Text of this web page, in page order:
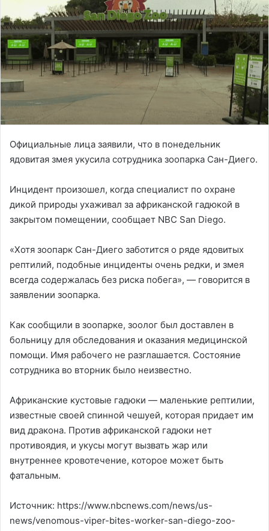
Официальные лица заявили, что в понедельник
ядовитая змея укусила сотрудника зоопарка Сан-Диего.
Инцидент произошел, когда специалист по охране
дикой природы ухаживал за африканской гадюкой в
закрытом помещении, сообщает NBC San Diego.
«Хотя зоопарк Сан-Диего заботится о ряде ядовитых
рептилий, подобные инциденты очень редки, и змея
всегда содержалась без риска побега», — говорится в
заявлении зоопарка.
Как сообщили в зоопарке, зоолог был доставлен в
больницу для обследования и оказания медицинской
помощи. Имя рабочего не разглашается. Состояние
сотрудника во вторник было неизвестно.
Африканские кустовые гадюки — маленькие рептилии,
известные своей спинной чешуей, которая придает им
вид дракона. Против африканской гадюки нет
противоядия, и укусы могут вызвать жар или
внутреннее кровотечение, которое может быть
фатальным.
Источник: https://www.nbcnews.com/news/us-
news/venomous-viper-bites-worker-san-diego-zoo-